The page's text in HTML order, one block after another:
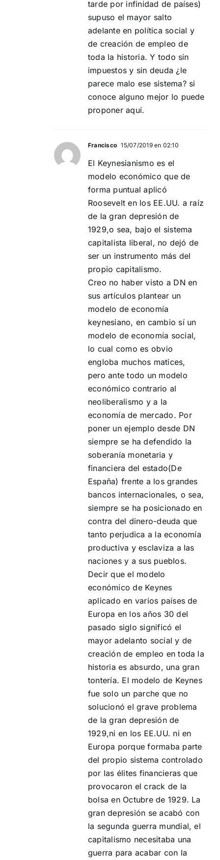
tarde por infinidad de países)
supuso el mayor salto
adelante en política social y
de creación de empleo de
toda la historia. Y todo sin
impuestos y sin deuda ¿le
parece malo ese sistema? si
conoce alguno mejor lo puede
proponer aquí.
Francisco 15/07/2019 en 02:10
El Keynesianismo es el
modelo económico que de
forma puntual aplicó
Roosevelt en los EE.UU. a raíz
de la gran depresión de
1929,o sea, bajo el sistema
capitalista liberal, no dejó de
ser un instrumento más del
propio capitalismo.
Creo no haber visto a DN en
sus artículos plantear un
modelo de economía
keynesiano, en cambio sí un
modelo de economía social,
lo cual como es obvio
engloba muchos matices,
pero ante todo un modelo
económico contrario al
neoliberalismo y a la
economía de mercado. Por
poner un ejemplo desde DN
siempre se ha defendido la
soberanía monetaria y
financiera del estado(De
España) frente a los grandes
bancos internacionales, o sea,
siempre se ha posicionado en
contra del dinero-deuda que
tanto perjudica a la economía
productiva y esclaviza a las
naciones y a sus pueblos.
Decir que el modelo
económico de Keynes
aplicado en varios países de
Europa en los años 30 del
pasado siglo significó el
mayor adelanto social y de
creación de empleo en toda la
historia es absurdo, una gran
tontería. El modelo de Keynes
fue solo un parche que no
solucionó el grave problema
de la gran depresión de
1929,ni en los EE.UU. ni en
Europa porque formaba parte
del propio sistema controlado
por las élites financieras que
provocaron el crack de la
bolsa en Octubre de 1929. La
gran depresión se acabó con
la segunda guerra mundial, el
capitalismo necesitaba una
guerra para acabar con la